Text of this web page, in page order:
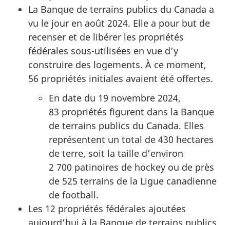
La Banque de terrains publics du Canada a
vu le jour en août 2024. Elle a pour but de
recenser et de libérer les propriétés
fédérales sous-utilisées en vue d’y
construire des logements. À ce moment,
56 propriétés initiales avaient été offertes.
En date du 19 novembre 2024,
83 propriétés figurent dans la Banque
de terrains publics du Canada. Elles
représentent un total de 430 hectares
de terre, soit la taille d’environ
2 700 patinoires de hockey ou de près
de 525 terrains de la Ligue canadienne
de football.
Les 12 propriétés fédérales ajoutées